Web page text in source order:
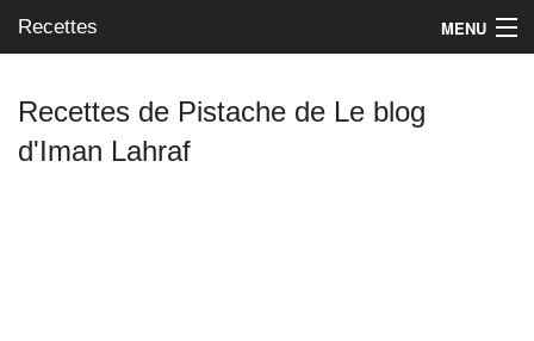
Recettes MENU
Mes blogs préférés
Recettes de Pistache de Le blog
d'Iman Lahraf